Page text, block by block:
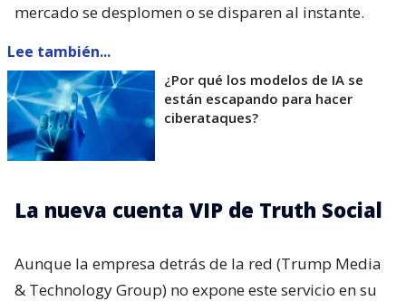
mercado se desplomen o se disparen al instante.
Lee también...
¿Por qué los modelos de IA se
están escapando para hacer
ciberataques?
La nueva cuenta VIP de Truth Social
Aunque la empresa detrás de la red (Trump Media
& Technology Group) no expone este servicio en su